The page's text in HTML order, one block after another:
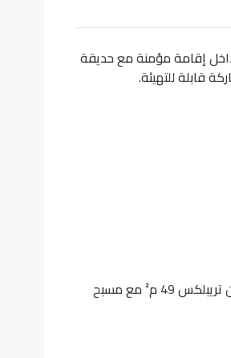
التريبلكس الفارغ بمساحة 49 م² في عين إتي داخل إقامة مؤمنة مع حديقة
يناسب هذا العرض الاستثمار الكرائي أو استعمال سكن ثانوي في مراكش لمن يبحث عن تريبلكس 49 م² مع مسبح